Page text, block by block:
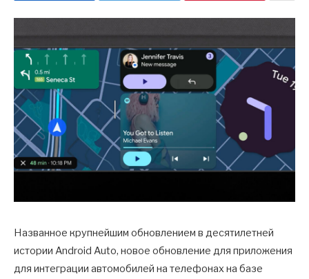
Названное крупнейшим обновлением в десятилетней
истории Android Auto, новое обновление для приложения
для интеграции автомобилей на телефонах на базе